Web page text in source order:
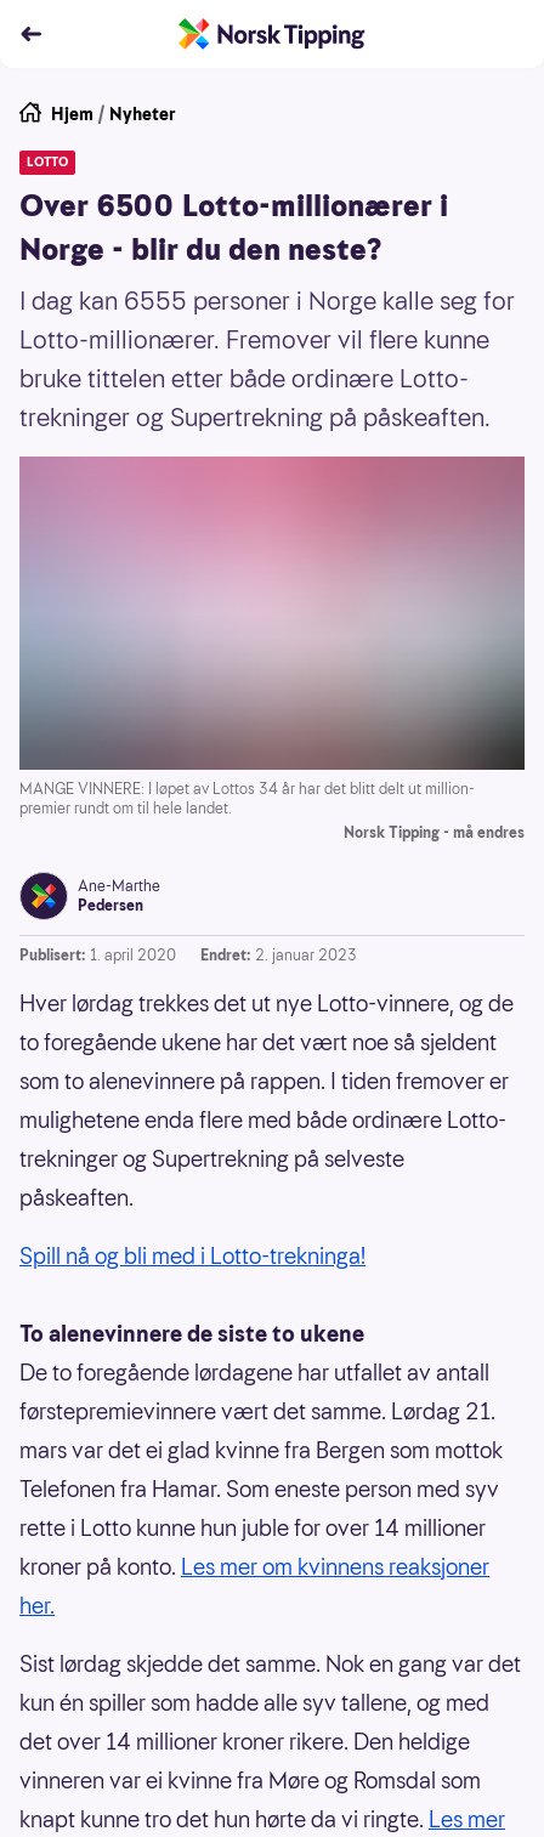
Hjem / Nyheter
LOTTO
Over 6500 Lotto-millionærer i
Norge - blir du den neste?
I dag kan 6555 personer i Norge kalle seg for
Lotto-millionærer. Fremover vil flere kunne
bruke tittelen etter både ordinære Lotto-
trekninger og Supertrekning på påskeaften.
MANGE VINNERE: I løpet av Lottos 34 år har det blitt delt ut million-
premier rundt om til hele landet.
Norsk Tipping - må endres
Ane-Marthe
Pedersen
Publisert: 1. april 2020 Endret: 2. januar 2023
Hver lørdag trekkes det ut nye Lotto-vinnere, og de
to foregående ukene har det vært noe så sjeldent
som to alenevinnere på rappen. I tiden fremover er
mulighetene enda flere med både ordinære Lotto-
trekninger og Supertrekning på selveste
påskeaften.
Spill nå og bli med i Lotto-trekninga!
To alenevinnere de siste to ukene
De to foregående lørdagene har utfallet av antall
førstepremievinnere vært det samme. Lørdag 21.
mars var det ei glad kvinne fra Bergen som mottok
Telefonen fra Hamar. Som eneste person med syv
rette i Lotto kunne hun juble for over 14 millioner
kroner på konto. Les mer om kvinnens reaksjoner
her.
Sist lørdag skjedde det samme. Nok en gang var det
kun én spiller som hadde alle syv tallene, og med
det over 14 millioner kroner rikere. Den heldige
vinneren var ei kvinne fra Møre og Romsdal som
knapt kunne tro det hun hørte da vi ringte. Les mer